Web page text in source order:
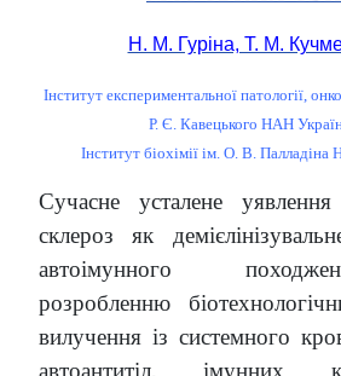
Н. М. Гуріна, Т. М.
Інститут експериментальної патології,
Р. Є. Кавецького НАН
Інститут біохімії ім. О. В.
Сучасне усталене
склероз як
автоімунного
розробленню
вилучення із системного
автоантитіл, імунних